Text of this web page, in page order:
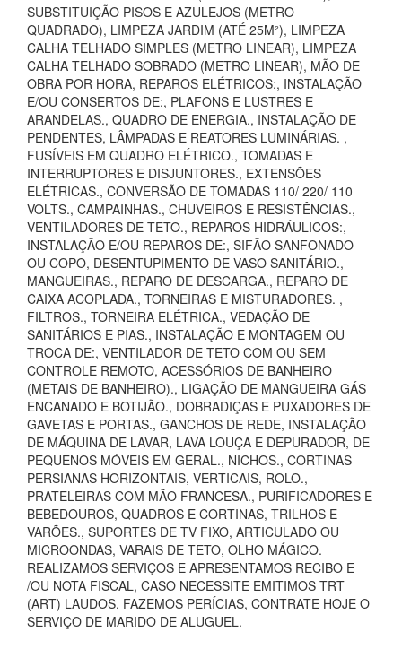
SUBSTITUIÇÃO PISOS E AZULEJOS (METRO
QUADRADO), LIMPEZA JARDIM (ATÉ 25M²), LIMPEZA
CALHA TELHADO SIMPLES (METRO LINEAR), LIMPEZA
CALHA TELHADO SOBRADO (METRO LINEAR), MÃO DE
OBRA POR HORA, REPAROS ELÉTRICOS:, INSTALAÇÃO
E/OU CONSERTOS DE:, PLAFONS E LUSTRES E
ARANDELAS., QUADRO DE ENERGIA., INSTALAÇÃO DE
PENDENTES, LÂMPADAS E REATORES LUMINÁRIAS. ,
FUSÍVEIS EM QUADRO ELÉTRICO., TOMADAS E
INTERRUPTORES E DISJUNTORES., EXTENSÕES
ELÉTRICAS., CONVERSÃO DE TOMADAS 110/ 220/ 110
VOLTS., CAMPAINHAS., CHUVEIROS E RESISTÊNCIAS.,
VENTILADORES DE TETO., REPAROS HIDRÁULICOS:,
INSTALAÇÃO E/OU REPAROS DE:, SIFÃO SANFONADO
OU COPO, DESENTUPIMENTO DE VASO SANITÁRIO.,
MANGUEIRAS., REPARO DE DESCARGA., REPARO DE
CAIXA ACOPLADA., TORNEIRAS E MISTURADORES. ,
FILTROS., TORNEIRA ELÉTRICA., VEDAÇÃO DE
SANITÁRIOS E PIAS., INSTALAÇÃO E MONTAGEM OU
TROCA DE:, VENTILADOR DE TETO COM OU SEM
CONTROLE REMOTO, ACESSÓRIOS DE BANHEIRO
(METAIS DE BANHEIRO)., LIGAÇÃO DE MANGUEIRA GÁS
ENCANADO E BOTIJÃO., DOBRADIÇAS E PUXADORES DE
GAVETAS E PORTAS., GANCHOS DE REDE, INSTALAÇÃO
DE MÁQUINA DE LAVAR, LAVA LOUÇA E DEPURADOR, DE
PEQUENOS MÓVEIS EM GERAL., NICHOS., CORTINAS
PERSIANAS HORIZONTAIS, VERTICAIS, ROLO.,
PRATELEIRAS COM MÃO FRANCESA., PURIFICADORES E
BEBEDOUROS, QUADROS E CORTINAS, TRILHOS E
VARÕES., SUPORTES DE TV FIXO, ARTICULADO OU
MICROONDAS, VARAIS DE TETO, OLHO MÁGICO.
REALIZAMOS SERVIÇOS E APRESENTAMOS RECIBO E
/OU NOTA FISCAL, CASO NECESSITE EMITIMOS TRT
(ART) LAUDOS, FAZEMOS PERÍCIAS, CONTRATE HOJE O
SERVIÇO DE MARIDO DE ALUGUEL.